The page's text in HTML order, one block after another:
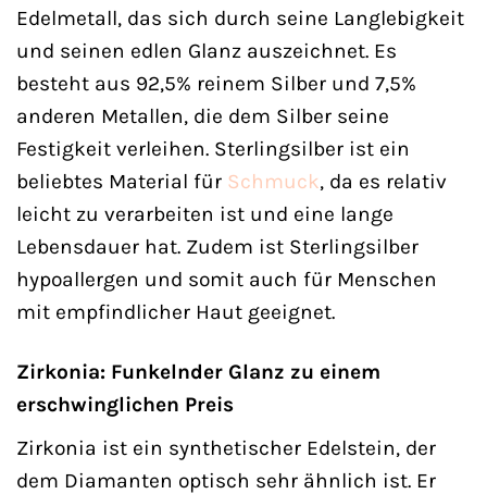
Edelmetall, das sich durch seine Langlebigkeit
und seinen edlen Glanz auszeichnet. Es
besteht aus 92,5% reinem Silber und 7,5%
anderen Metallen, die dem Silber seine
Festigkeit verleihen. Sterlingsilber ist ein
beliebtes Material für Schmuck, da es relativ
leicht zu verarbeiten ist und eine lange
Lebensdauer hat. Zudem ist Sterlingsilber
hypoallergen und somit auch für Menschen
mit empfindlicher Haut geeignet.
Zirkonia: Funkelnder Glanz zu einem
erschwinglichen Preis
Zirkonia ist ein synthetischer Edelstein, der
dem Diamanten optisch sehr ähnlich ist. Er